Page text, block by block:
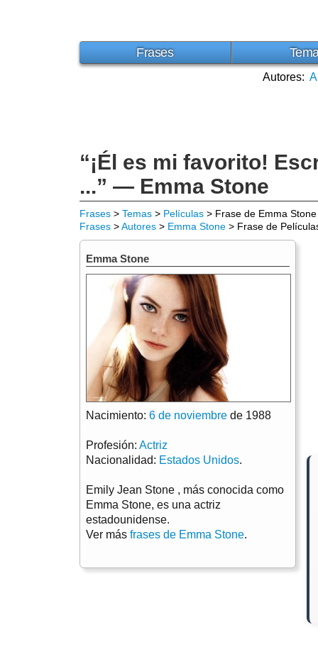
Frases
Autores: A
“¡Él es mi favorito!
...” — Emma Stone
Frases > Temas > Películas > Frase de Emma Stone
Frases >Autores > Emma Stone > Frase de
Emma Stone
Nacimiento: 6 de noviembre de 1988
Profesión: Actriz
Nacionalidad: Estados Unidos.
Emily Jean Stone , más conocida como
Emma Stone, es una actriz
estadounidense.
Ver más frases de Emma Stone.